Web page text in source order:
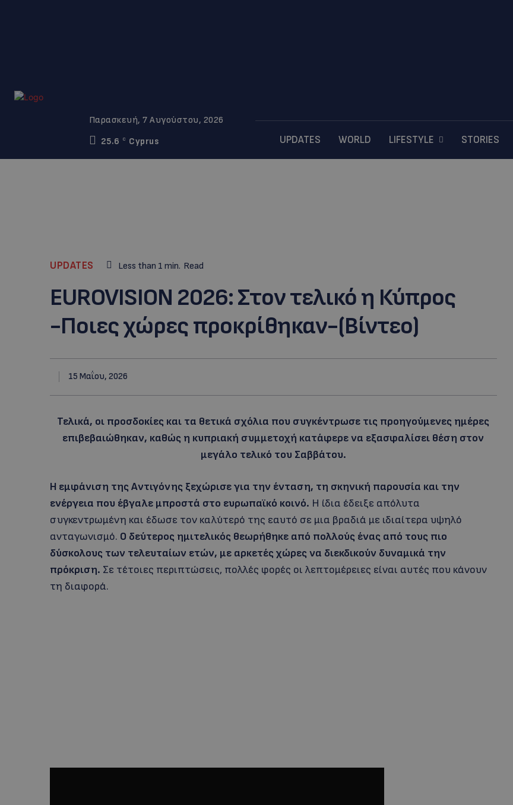
Παρασκευή, 7 Αυγούστου, 2026
25.6
C Cyprus UPDATES WORLD LIFESTYLE STORIES
UPDATES Less than 1 min. Read
EUROVISION 2026: Στον τελικό η Κύπρος
-Ποιες χώρες προκρίθηκαν-(Βίντεο)
15 Μαΐου, 2026
Τελικά, οι προσδοκίες και τα θετικά σχόλια που συγκέντρωσε τις προηγούμενες ημέρες
επιβεβαιώθηκαν, καθώς η κυπριακή συμμετοχή κατάφερε να εξασφαλίσει θέση στον
μεγάλο τελικό του Σαββάτου.
Η εμφάνιση της Αντιγόνης ξεχώρισε για την ένταση, τη σκηνική παρουσία και την
ενέργεια που έβγαλε μπροστά στο ευρωπαϊκό κοινό. Η ίδια έδειξε απόλυτα
συγκεντρωμένη και έδωσε τον καλύτερό της εαυτό σε μια βραδιά με ιδιαίτερα υψηλό
ανταγωνισμό. Ο δεύτερος ημιτελικός θεωρήθηκε από πολλούς ένας από τους πιο
δύσκολους των τελευταίων ετών, με αρκετές χώρες να διεκδικούν δυναμικά την
πρόκριση. Σε τέτοιες περιπτώσεις, πολλές φορές οι λεπτομέρειες είναι αυτές που κάνουν
τη διαφορά.